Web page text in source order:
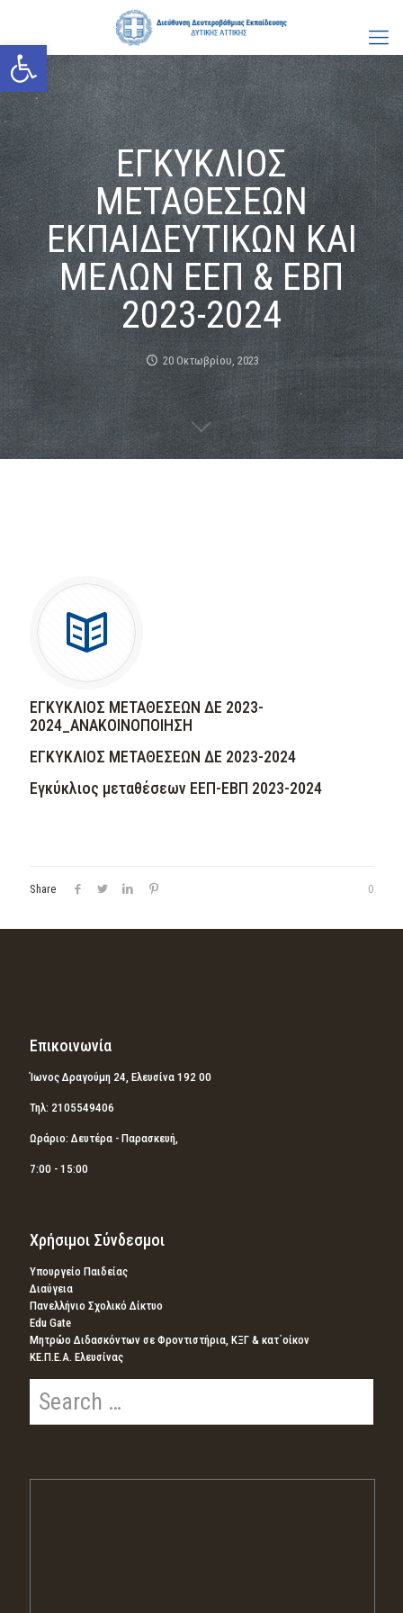
Ανοίξτε τη γραμμή εργαλείων
ΕΓΚΥΚΛΙΟΣ
ΜΕΤΑΘΕΣΕΩΝ
ΕΚΠΑΙΔΕΥΤΙΚΩΝ ΚΑΙ
ΜΕΛΩΝ ΕΕΠ & ΕΒΠ
2023-2024
20 Οκτωβρίου, 2023
ΕΓΚΥΚΛΙΟΣ ΜΕΤΑΘΕΣΕΩΝ ΔΕ 2023-
2024_ΑΝΑΚΟΙΝΟΠΟΙΗΣΗ
ΕΓΚΥΚΛΙΟΣ ΜΕΤΑΘΕΣΕΩΝ ΔΕ 2023-2024
Εγκύκλιος μεταθέσεων ΕΕΠ-ΕΒΠ 2023-2024
Share 0
Επικοινωνία
Ίωνος Δραγούμη 24, Ελευσίνα 192 00
Τηλ: 2105549406
Ωράριο: Δευτέρα - Παρασκευή,
7:00 - 15:00
Χρήσιμοι Σύνδεσμοι
Υπουργείο Παιδείας
Διαύγεια
Πανελλήνιο Σχολικό Δίκτυο
Edu Gate
Μητρώο Διδασκόντων σε Φροντιστήρια, ΚΞΓ & κατ΄οίκον
ΚΕ.Π.Ε.Α. Ελευσίνας